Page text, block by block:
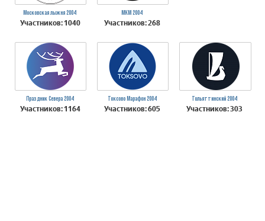
Московская лыжня 2004
Участников: 1040
МКМ 2004
Участников: 268
Праздник Севера 2004
Участников: 1164
Токсово Марафон 2004
Участников: 605
Тольяттинский 2004
Участников: 303